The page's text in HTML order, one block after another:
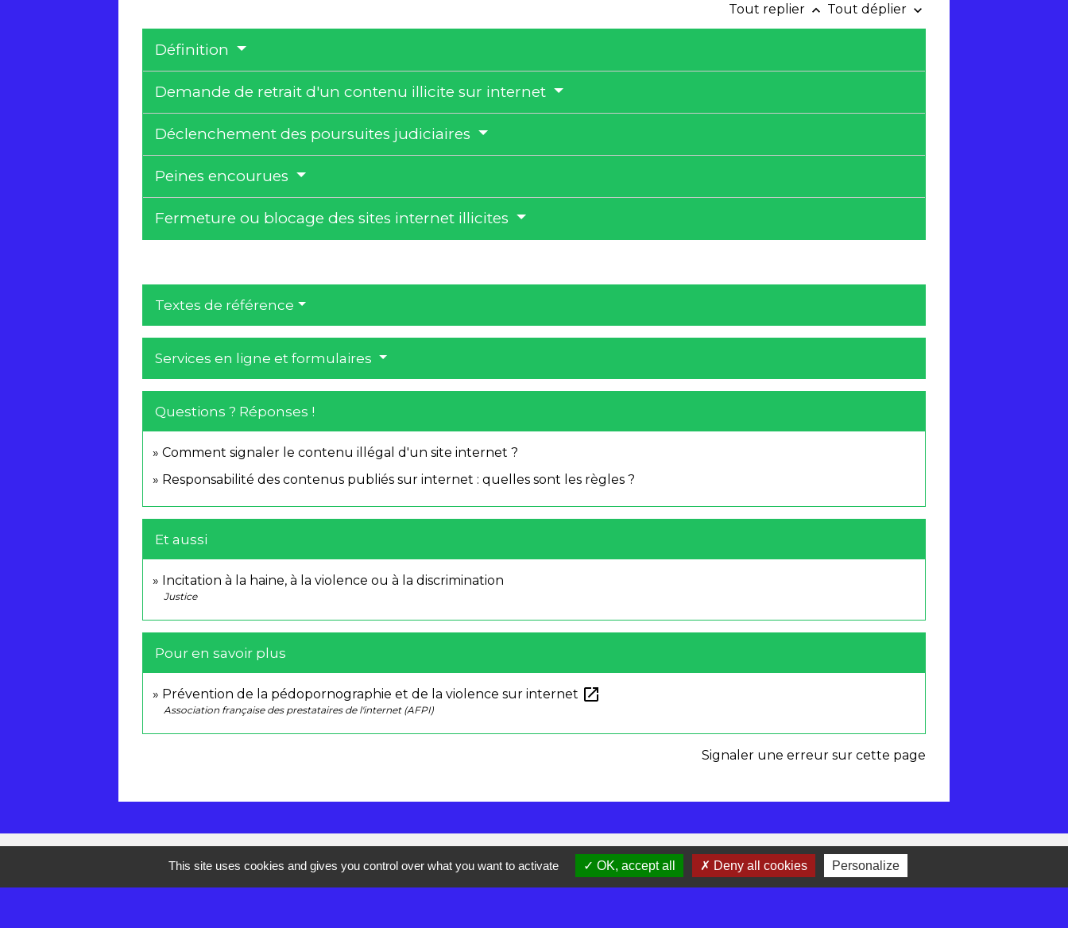
Tout replier keyboard_arrow_up Tout déplier keyboard_arrow_down
Définition
Demande de retrait d'un contenu illicite sur internet
Déclenchement des poursuites judiciaires
Peines encourues
Fermeture ou blocage des sites internet illicites
Textes de référence
Services en ligne et formulaires
Questions ? Réponses !
Comment signaler le contenu illégal d'un site internet ?
Responsabilité des contenus publiés sur internet : quelles sont les règles ?
Et aussi
Incitation à la haine, à la violence ou à la discrimination
Justice
Pour en savoir plus
Prévention de la pédopornographie et de la violence sur internet open_in_new
Association française des prestataires de l'internet (AFPI)
Signaler une erreur sur cette page
Contacts
This site uses cookies and gives you control over what you want to activate OK, accept all Deny all cookies Personalize